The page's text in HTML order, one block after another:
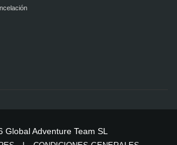
Global Adventure Team SL